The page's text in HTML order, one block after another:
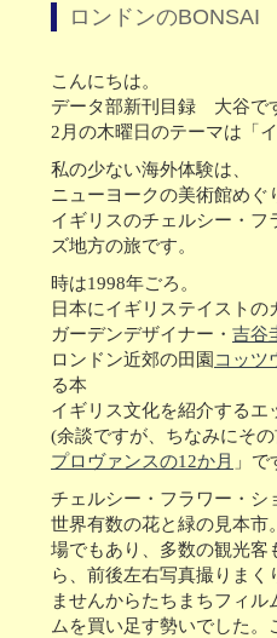
ロンドンのBONSAI
こんにちは。
データ部新刊目録 大谷で
2月の木曜日のテーマは「
私の少ない海外体験は、
ニューヨークの美術館めぐ
イギリスのチェルシー・
ズ地方の旅です。
時は1998年ごろ。
日本にイギリステイスト
ガーデンデザイナー・ 吉谷
ロンドン近郊の田園 コッツ
る本
イギリス文化を紹介する
(余談ですが、ちなみにそ
プロヴァンスの12か月 」で
チェルシー・フラワー・シ
世界有数の花と緑の見本市
場でもあり、多数の観光客
ら、前後左右写真撮りま
ませんからたちまちフィ
ムを買い足す勢いでした